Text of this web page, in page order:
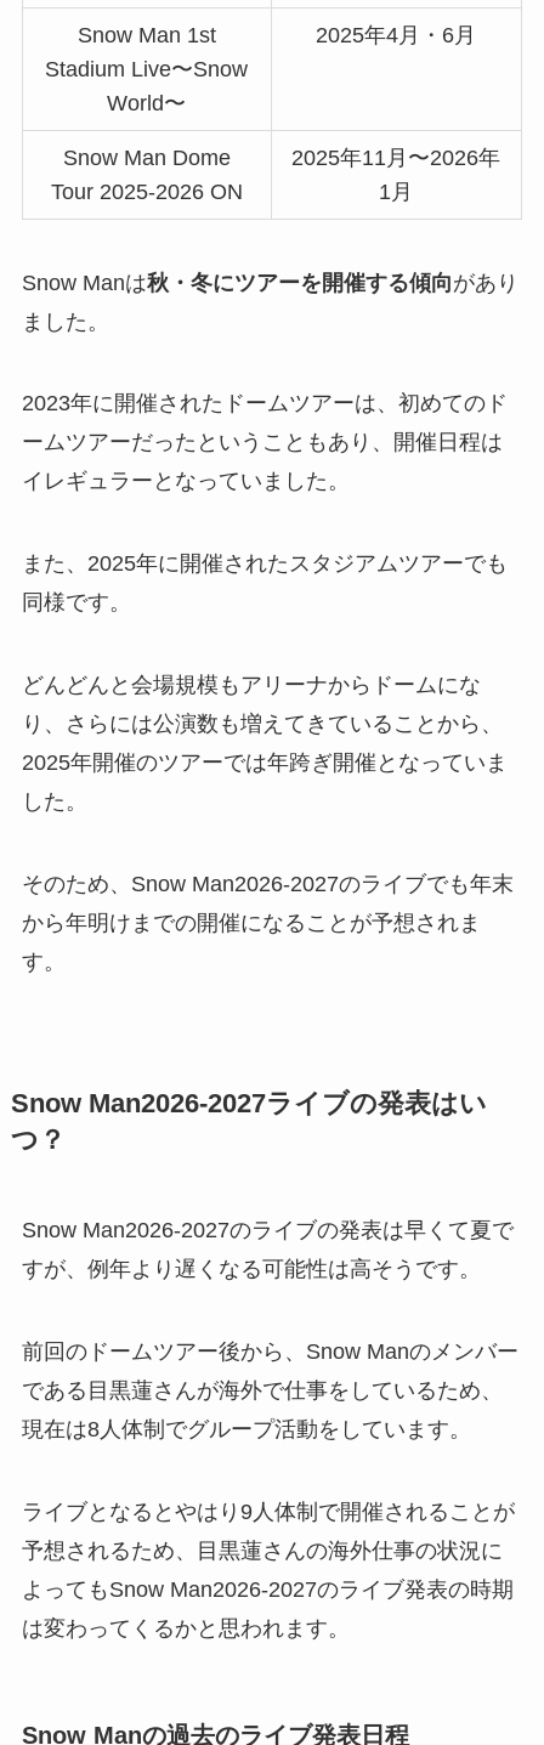
Snow Man 1st
Stadium Live〜Snow
World〜
2025年4月・6月
Snow Man Dome
Tour 2025-2026 ON
2025年11月〜2026年
1月
Snow Manは秋・冬にツアーを開催する傾向があり
ました。
2023年に開催されたドームツアーは、初めてのド
ームツアーだったということもあり、開催日程は
イレギュラーとなっていました。
また、2025年に開催されたスタジアムツアーでも
同様です。
どんどんと会場規模もアリーナからドームにな
り、さらには公演数も増えてきていることから、
2025年開催のツアーでは年跨ぎ開催となっていま
した。
そのため、Snow Man2026-2027のライブでも年末
から年明けまでの開催になることが予想されま
す。
Snow Man2026-2027ライブの発表はい
つ？
Snow Man2026-2027のライブの発表は早くて夏で
すが、例年より遅くなる可能性は高そうです。
前回のドームツアー後から、Snow Manのメンバー
である目黒蓮さんが海外で仕事をしているため、
現在は8人体制でグループ活動をしています。
ライブとなるとやはり9人体制で開催されることが
予想されるため、目黒蓮さんの海外仕事の状況に
よってもSnow Man2026-2027のライブ発表の時期
は変わってくるかと思われます。
Snow Manの過去のライブ発表日程